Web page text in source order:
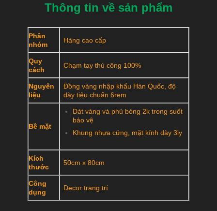
Thông tin về sản phẩm
Phân
nhóm
Hàng cao cấp
Quy
cách
Chạm tay thủ công 100%
Nguyên
liệu
Đồng vàng nhập khẩu Hàn Quốc, độ
dày tiêu chuẩn 6rem
Bề mặt
Dát vàng và phủ bóng 2k trong suốt
bảo vệ
Khung nhựa cứng, mặt kính dày 3ly
Kích
thước
50cm x 80cm
Công
dụng
Decor trang trí